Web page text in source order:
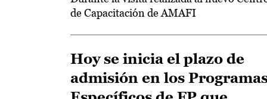
de Capacitación de AMAFI
Hoy se inicia el plazo de
admisión en los